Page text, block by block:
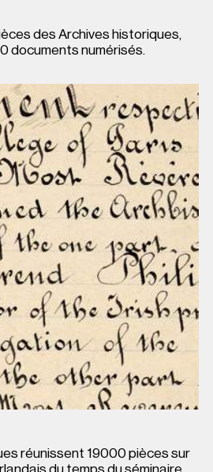
des Archives historiques,
documents numérisés.
réunissent 19000 pièces sur